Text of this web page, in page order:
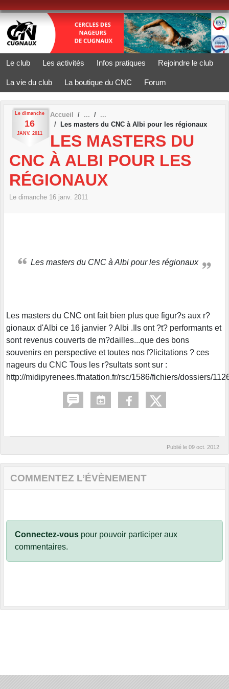
Le club Les activités Infos pratiques Rejoindre le club
La vie du club La boutique du CNC Forum
Le dimanche
16
JANV. 2011
Accueil
Les masters du CNC à Albi pour les régionaux
LES MASTERS DU
CNC À ALBI POUR LES
RÉGIONAUX
Le dimanche 16 janv. 2011
Les masters du CNC à Albi pour les régionaux
Les masters du CNC ont fait bien plus que figur?s aux r?
gionaux d'Albi ce 16 janvier ? Albi .Ils ont ?t? performants et
sont revenus couverts de m?dailles...que des bons
souvenirs en perspective et toutes nos f?licitations ? ces
nageurs du CNC Tous les r?sultats sont sur :
http://midipyrenees.ffnatation.fr/rsc/1586/fichiers/dossiers/
Publié le 09 oct. 2012
COMMENTEZ L’ÉVÈNEMENT
Connectez-vous pour pouvoir participer aux
commentaires.